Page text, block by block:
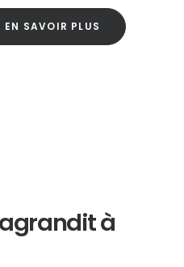
EN SAVOIR PLUS
à